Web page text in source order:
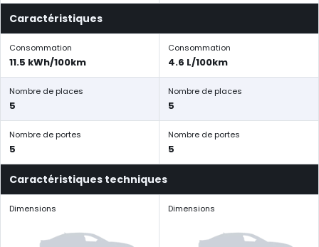
Caractéristiques
Consommation
11.5 kWh/100km
Consommation
4.6 L/100km
Nombre de places
5
Nombre de places
5
Nombre de portes
5
Nombre de portes
5
Caractéristiques techniques
Dimensions Dimensions